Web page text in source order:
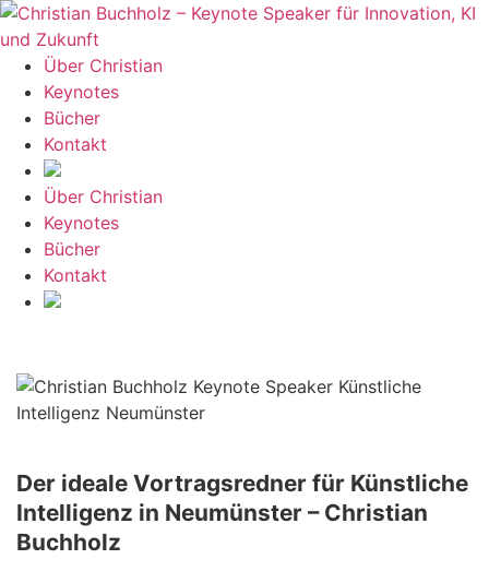
Zum
Inhalt
springenÜber Christian
Keynotes
Bücher
Kontakt
Über Christian
Keynotes
Bücher
Kontakt
Der ideale Vortragsredner für Künstliche
Intelligenz in Neumünster – Christian
Buchholz